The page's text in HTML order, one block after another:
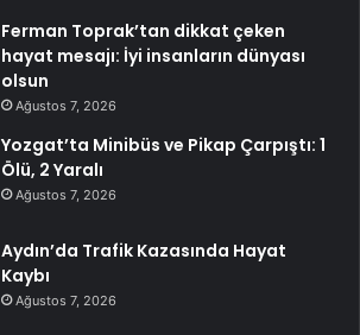
Ferman Toprak’tan dikkat çeken
hayat mesajı: İyi insanların dünyası
olsun
Ağustos 7, 2026
Yozgat’ta Minibüs ve Pikap Çarpıştı: 1
Ölü, 2 Yaralı
Ağustos 7, 2026
Aydın’da Trafik Kazasında Hayat
Kaybı
Ağustos 7, 2026